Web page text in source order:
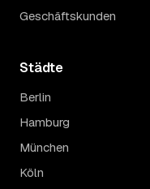
Geschäftskunden
Städte
Berlin
Hamburg
München
Köln